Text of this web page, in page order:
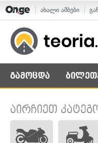
ახალი ამბები
გამოცდა
აირჩიეთ